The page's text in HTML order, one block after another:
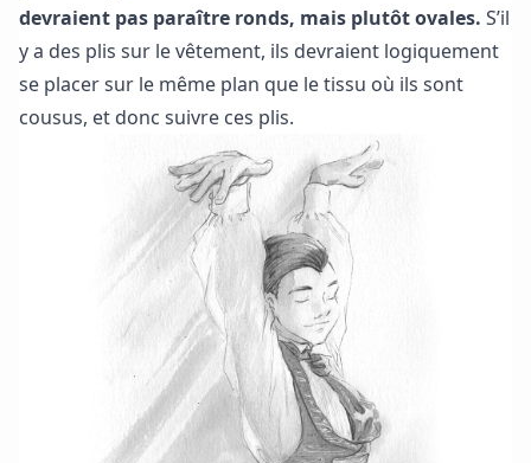
devraient pas paraître ronds, mais plutôt ovales. S’il
y a des plis sur le vêtement, ils devraient logiquement
se placer sur le même plan que le tissu où ils sont
cousus, et donc suivre ces plis.